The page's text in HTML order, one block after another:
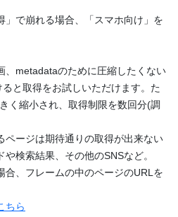
」で崩れる場合、「スマホ向け」を
、metadataのために圧縮したくない
と取得をお試しいただけます。た
く縮小され、取得制限を数回分(調
ページは期待通りの取得が出来ない
検索結果、その他のSNSなど。
合、フレームの中のページのURLを
ちら